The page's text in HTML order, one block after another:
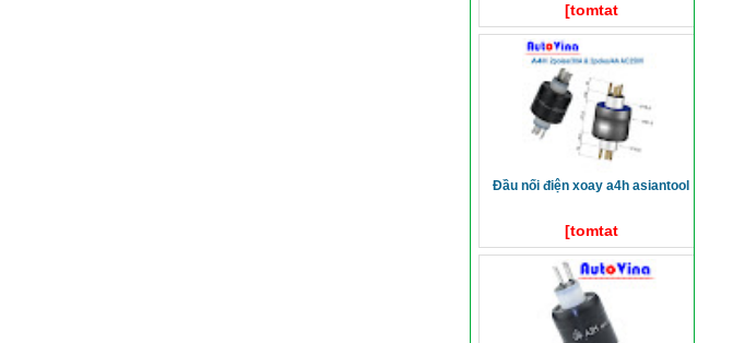
[tomtat
đầu nối điện xoay a4h asiantool
[tomtat